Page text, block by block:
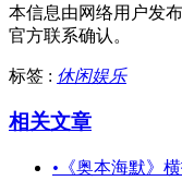
本信息由网络用户发布
官方联系确认。
标签 : 休闲娱乐
相关文章
• 《奥本海默》